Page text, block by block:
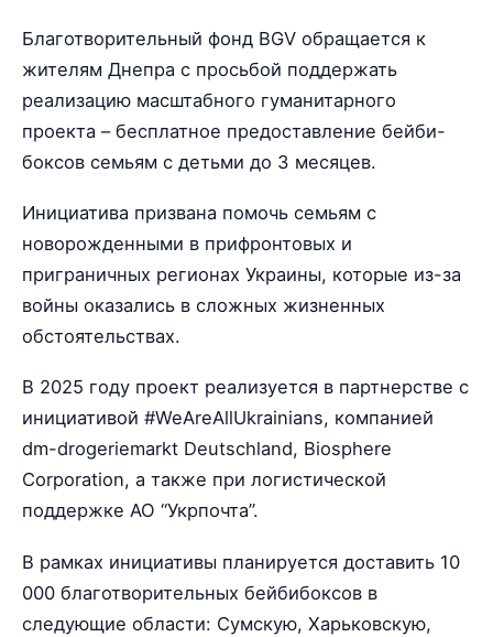
Благотворительный фонд BGV обращается к
жителям Днепра с просьбой поддержать
реализацию масштабного гуманитарного
проекта – бесплатное предоставление бейби-
боксов семьям с детьми до 3 месяцев.
Инициатива призвана помочь семьям с
новорожденными в прифронтовых и
приграничных регионах Украины, которые из-за
войны оказались в сложных жизненных
обстоятельствах.
В 2025 году проект реализуется в партнерстве с
инициативой #WeAreAllUkrainians, компанией
dm-drogeriemarkt Deutschland, Biosphere
Corporation, а также при логистической
поддержке АО “Укрпочта”.
В рамках инициативы планируется доставить 10
000 благотворительных бейбибоксов в
следующие области: Сумскую, Харьковскую,